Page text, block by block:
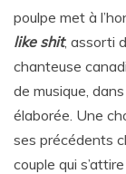
poulpe met à
like shit, assorti
chanteuse
de musique,
élaborée. Une
ses précédents
couple qui